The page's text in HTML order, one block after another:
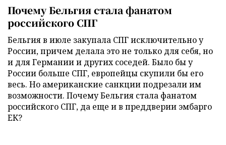
Почему Бельгия стала фанатом
российского СПГ
Бельгия в июле закупала СПГ исключительно у
России, причем делала это не только для себя, но
и для Германии и других соседей. Было бы у
России больше СПГ, европейцы скупили бы его
весь. Но американские санкции подрезали им
возможности. Почему Бельгия стала фанатом
российского СПГ, да еще и в преддверии эмбарго
ЕК?